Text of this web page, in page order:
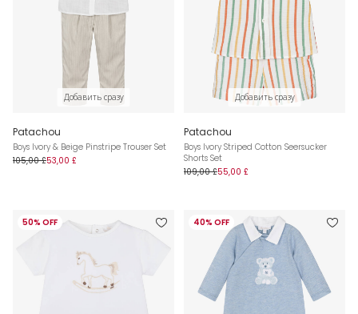
Добавить сразу
Patachou
Boys Ivory & Beige Pinstripe Trouser Set
105,00 £53,00 £
Добавить сразу
Patachou
Boys Ivory Striped Cotton Seersucker
Shorts Set
109,00 £55,00 £
50% OFF 40% OFF